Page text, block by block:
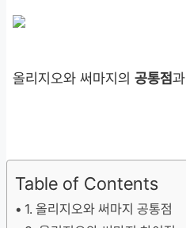
올리지오와 써마지의 공통점과
Table of Contents
1. 올리지오와 써마지 공통점